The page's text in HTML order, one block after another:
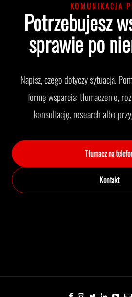
KOMUNIKACJA
Potrzebujesz
sprawie po
Napisz, czego dotyczy sytuacja.
formę wsparcia: tłumaczenie,
konsultację, research albo
Tłumacz na
Kontakt